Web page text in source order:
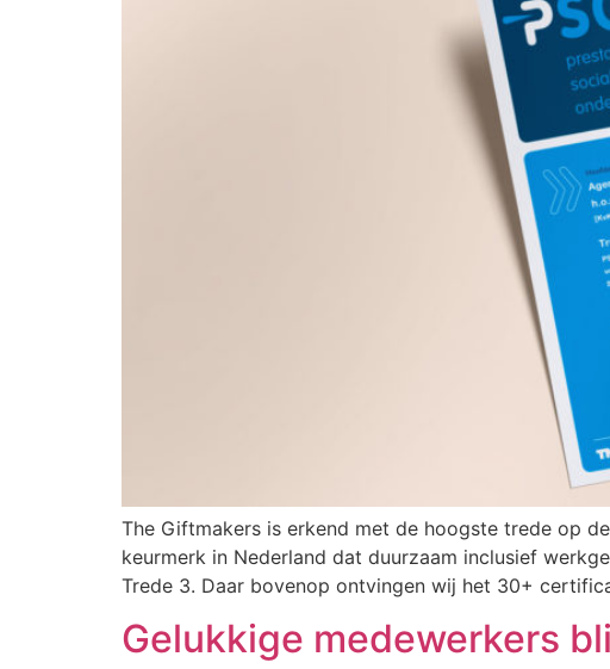
The Giftmakers is erkend met de hoogste trede op
keurmerk in Nederland dat duurzaam inclusief
Trede 3. Daar bovenop ontvingen wij het 30+
Gelukkige medewerkers